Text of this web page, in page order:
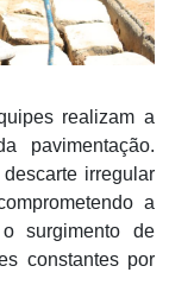
realizam a
pavimentação.
irregular
a
surgimento de
constantes por